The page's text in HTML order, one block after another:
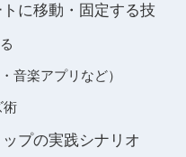
に移動・固定する技
音楽アプリなど）
術
プの実践シナリオ